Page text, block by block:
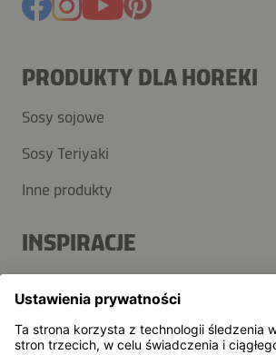
PRODUKTY DLA HOREKI
Sosy sojowe
Sosy Teriyaki
Inne produkty
INSPIRACJE